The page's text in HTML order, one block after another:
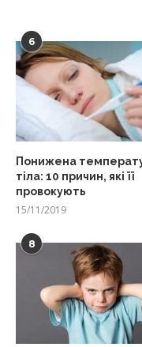
6
Понижена
тіла: 10 причин, які її
провокують
15/11/2019
8